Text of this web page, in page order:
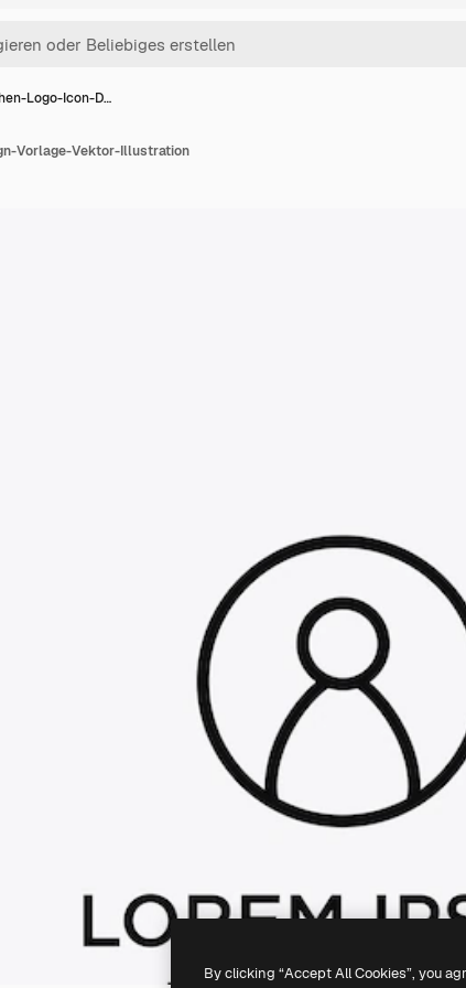
Logo-Icon-D…
Vorlage-Vektor-Illustration
By clicking “Accept All Cookies”, you